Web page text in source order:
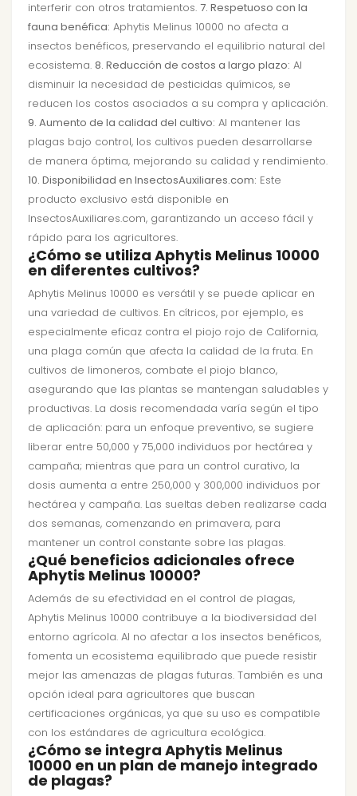
interferir con otros tratamientos. 7. Respetuoso con la
fauna benéfica: Aphytis Melinus 10000 no afecta a
insectos benéficos, preservando el equilibrio natural del
ecosistema. 8. Reducción de costos a largo plazo: Al
disminuir la necesidad de pesticidas químicos, se
reducen los costos asociados a su compra y aplicación.
9. Aumento de la calidad del cultivo: Al mantener las
plagas bajo control, los cultivos pueden desarrollarse
de manera óptima, mejorando su calidad y rendimiento.
10. Disponibilidad en InsectosAuxiliares.com: Este
producto exclusivo está disponible en
InsectosAuxiliares.com, garantizando un acceso fácil y
rápido para los agricultores.
¿Cómo se utiliza Aphytis Melinus 10000
en diferentes cultivos?
Aphytis Melinus 10000 es versátil y se puede aplicar en
una variedad de cultivos. En cítricos, por ejemplo, es
especialmente eficaz contra el piojo rojo de California,
una plaga común que afecta la calidad de la fruta. En
cultivos de limoneros, combate el piojo blanco,
asegurando que las plantas se mantengan saludables y
productivas. La dosis recomendada varía según el tipo
de aplicación: para un enfoque preventivo, se sugiere
liberar entre 50,000 y 75,000 individuos por hectárea y
campaña; mientras que para un control curativo, la
dosis aumenta a entre 250,000 y 300,000 individuos por
hectárea y campaña. Las sueltas deben realizarse cada
dos semanas, comenzando en primavera, para
mantener un control constante sobre las plagas.
¿Qué beneficios adicionales ofrece
Aphytis Melinus 10000?
Además de su efectividad en el control de plagas,
Aphytis Melinus 10000 contribuye a la biodiversidad del
entorno agrícola. Al no afectar a los insectos benéficos,
fomenta un ecosistema equilibrado que puede resistir
mejor las amenazas de plagas futuras. También es una
opción ideal para agricultores que buscan
certificaciones orgánicas, ya que su uso es compatible
con los estándares de agricultura ecológica.
¿Cómo se integra Aphytis Melinus
10000 en un plan de manejo integrado
de plagas?